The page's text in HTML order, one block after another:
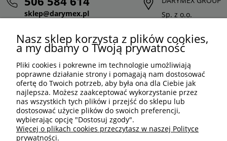
sklep@darymex.pl
Sp. z o.o.
32-620 Brzeszcze
Nasz sklep korzysta z plików cookies,
a my dbamy o Twoją prywatność
Pliki cookies i pokrewne im technologie umożliwiają
poprawne działanie strony i pomagają nam dostosować
ofertę do Twoich potrzeb, aby była ona dla Ciebie jak
najlepsza. Możesz zaakceptować wykorzystanie przez
nas wszystkich tych plików i przejść do sklepu lub
dostosować użycie plików do swoich preferencji,
wybierając opcję "Dostosuj zgody".
Więcej o plikach cookies przeczytasz w naszej Polityce
prywatności.